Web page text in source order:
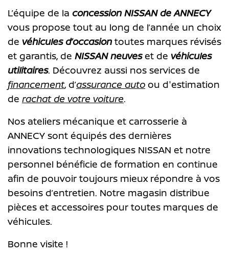
L’équipe de la concession NISSAN de ANNECY
vous propose tout au long de l’année un choix
de véhicules d’occasion toutes marques révisés
et garantis, de NISSAN neuveset de véhicules
utilitaires. Découvrez aussi nos services de
financement, d’assurance auto ou d'estimation
de rachat de votre voiture.
Nos ateliers mécanique et carrosserie à
ANNECY sont équipés des dernières
innovations technologiques NISSAN et notre
personnel bénéficie de formation en continue
afin de pouvoir toujours mieux répondre à vos
besoins d’entretien. Notre magasin distribue
pièces et accessoires pour toutes marques de
véhicules.
Bonne visite !